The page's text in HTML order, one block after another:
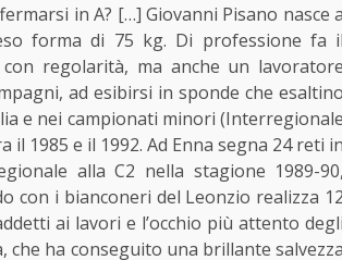
in A? […] Giovanni Pisano nasce a
forma di 75 kg. Di professione fa il
regolarità, ma anche un lavoratore
ad esibirsi in sponde che esaltino
e nei campionati minori (Interregionale
il 1985 e il 1992. Ad Enna segna 24 reti in
alla C2 nella stagione 1989-90,
con i bianconeri del Leonzio realizza 12
ai lavori e l’occhio più attento degli
che ha conseguito una brillante salvezza